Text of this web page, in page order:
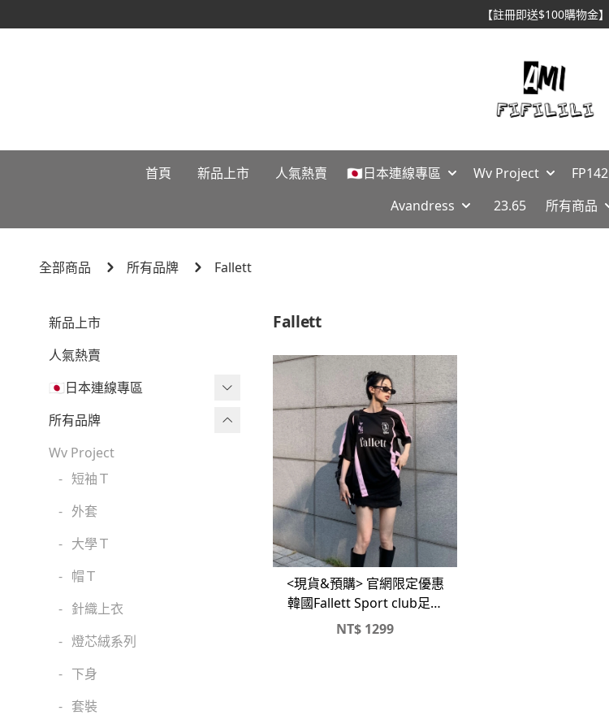
【註冊即送$100購物金】
首頁 新品上市 人氣熱賣 🇯🇵日本連線專區 Wv Project FP142
Avandress
23.65 所有商品
全部商品 所有品牌 Fallett
新品上市
人氣熱賣
🇯🇵日本連線專區
三麗鷗現貨區任兩件免運🔥
三麗鷗
吉伊卡哇
迪士尼
魔法莓莓
角落生物
monchhichi 蒙奇奇
拉拉熊
其它
所有品牌
Wv Project
- 短袖Ｔ
- 外套
- 大學Ｔ
- 帽Ｔ
- 針織上衣
- 燈芯絨系列
- 下身
- 套裝
Fallett
<現貨&預購> 官網限定優惠
韓國Fallett Sport club足球
衣#球衣#短袖#短T
NT$ 1299